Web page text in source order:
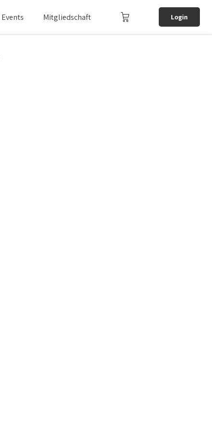
Events Mitgliedschaft Login